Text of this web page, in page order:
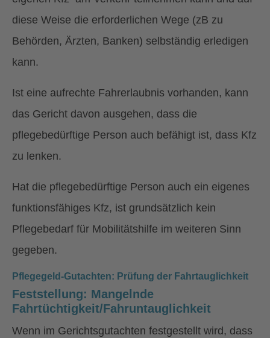
diese Weise die erforderlichen Wege (zB zu
Behörden, Ärzten, Banken) selbständig erledigen
kann.
Ist eine aufrechte Fahrerlaubnis vorhanden, kann
das Gericht davon ausgehen, dass die
pflegebedürftige Person auch befähigt ist, dass Kfz
zu lenken.
Hat die pflegebedürftige Person auch ein eigenes
funktionsfähiges Kfz, ist grundsätzlich kein
Pflegebedarf für Mobilitätshilfe im weiteren Sinn
gegeben.
Pflegegeld-Gutachten: Prüfung der Fahrtauglichkeit
Feststellung: Mangelnde
Fahrtüchtigkeit/Fahruntauglichkeit
Wenn im Gerichtsgutachten festgestellt wird, dass